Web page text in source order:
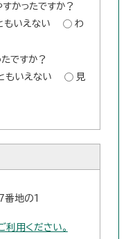
かったですか？
もいえない
わ
ですか？
もいえない
見
地の1
利用ください。